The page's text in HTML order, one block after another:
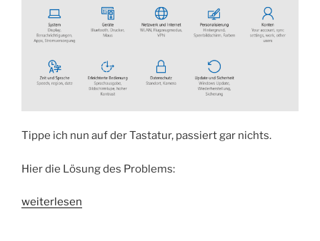
Tippe ich nun auf der Tastatur, passiert gar nichts.
Hier die Lösung des Problems:
„HowTo:
weiterlesen